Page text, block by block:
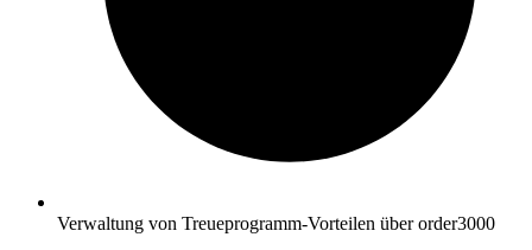
Verwaltung von Treueprogramm-Vorteilen über order3000